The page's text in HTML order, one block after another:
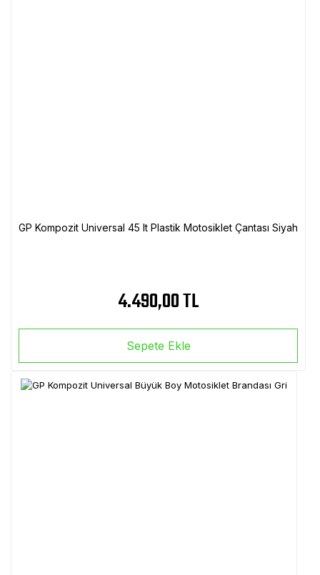
GP Kompozit Universal 45 lt Plastik Motosiklet Çantası Siyah
4.490,00 TL
Sepete Ekle